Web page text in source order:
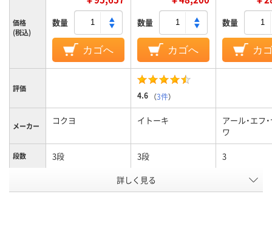
価格
(税込)
数量
カゴへ
数量
カゴへ
数量
カ
評価
4.6 （3件）
メーカー コクヨ イトーキ
アール・エフ
ワ
段数 3段 3段 3
両開き／片開き扉タ
イプ
両開き／片開き扉タ
イプ
両開き書庫
詳しく見る